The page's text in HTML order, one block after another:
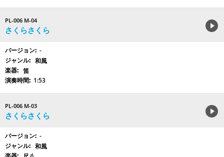
PL-006 M-04
さくらさくら
-
和風
笛
1:53
PL-006 M-03
さくらさくら
-
和風